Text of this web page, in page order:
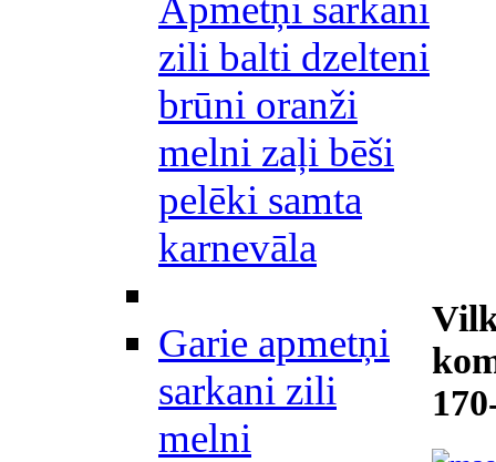
Apmetņi sarkani
zili balti dzelteni
brūni oranži
melni zaļi bēši
pelēki samta
karnevāla
Garie apmetņi
sarkani zili
melni